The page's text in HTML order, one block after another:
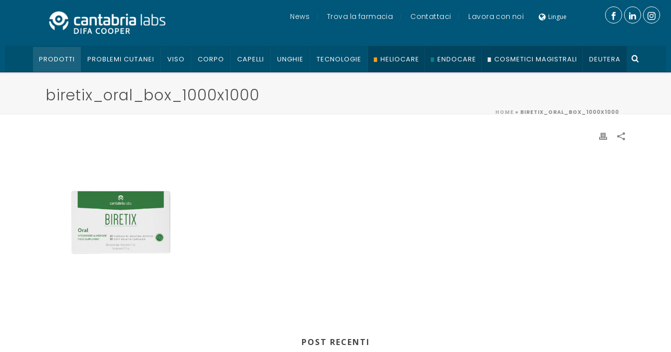
News Trova la farmacia Contattaci Lavora con noi Lingue
PRODOTTI PROBLEMI CUTANEI VISO CORPO CAPELLI UNGHIE TECNOLOGIE HELIOCARE ENDOCARE COSMETICI MAGISTRALI DEUTERA
biretix_oral_box_1000x1000
HOME » BIRETIX_ORAL_BOX_1000X1000
POST RECENTI